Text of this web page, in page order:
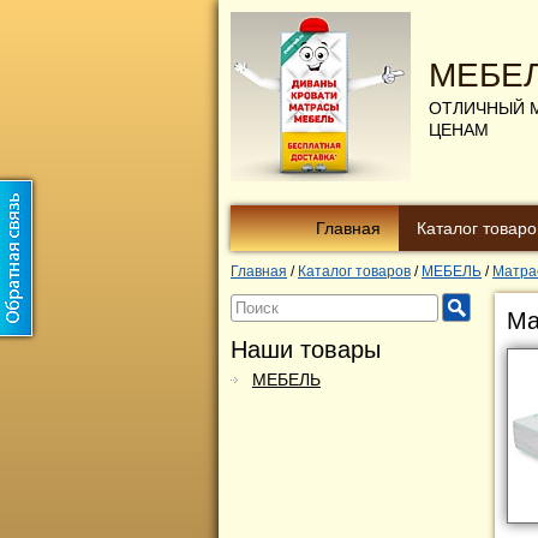
ОТЛИЧНЫЙ
ЦЕНАМ
Главная Каталог
Главная / Каталог товаров / МЕБЕЛЬ /
Наши товары
МЕБЕЛЬ